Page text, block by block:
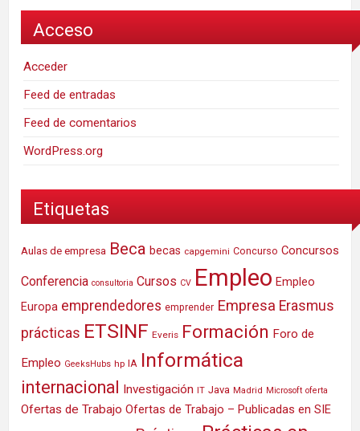
Acceso
Acceder
Feed de entradas
Feed de comentarios
WordPress.org
Etiquetas
Aulas de empresa Beca becas capgemini Concurso Concursos
Conferencia consultoria Cursos CV Empleo Empleo
Europa emprendedores emprender Empresa Erasmus
prácticas ETSINF Everis Formación Foro de
Empleo GeeksHubs hp IA Informática
internacional Investigación IT Java Madrid Microsoft oferta
Ofertas de Trabajo Ofertas de Trabajo – Publicadas en SIE